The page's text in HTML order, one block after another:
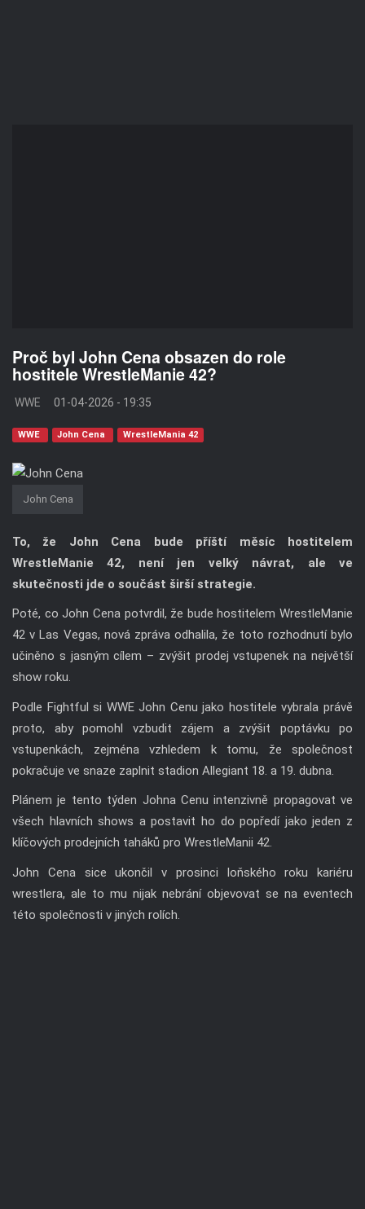
Proč byl John Cena obsazen do role
hostitele WrestleManie 42?
WWE 01-04-2026 - 19:35
WWE John Cena WrestleMania 42
John Cena
To, že John Cena bude příští měsíc hostitelem
WrestleManie 42, není jen velký návrat, ale ve
skutečnosti jde o součást širší strategie.
Poté, co John Cena potvrdil, že bude hostitelem WrestleManie
42 v Las Vegas, nová zpráva odhalila, že toto rozhodnutí bylo
učiněno s jasným cílem – zvýšit prodej vstupenek na největší
show roku.
Podle Fightful si WWE John Cenu jako hostitele vybrala právě
proto, aby pomohl vzbudit zájem a zvýšit poptávku po
vstupenkách, zejména vzhledem k tomu, že společnost
pokračuje ve snaze zaplnit stadion Allegiant 18. a 19. dubna.
Plánem je tento týden Johna Cenu intenzivně propagovat ve
všech hlavních shows a postavit ho do popředí jako jeden z
klíčových prodejních taháků pro WrestleManii 42.
John Cena sice ukončil v prosinci loňského roku kariéru
wrestlera, ale to mu nijak nebrání objevovat se na eventech
této společnosti v jiných rolích.